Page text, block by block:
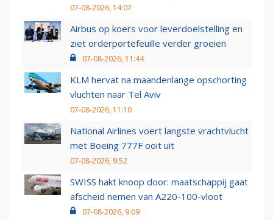
07-08-2026, 14:07
Airbus op koers voor leverdoelstelling en
ziet orderportefeuille verder groeien
07-08-2026, 11:44
KLM hervat na maandenlange opschorting
vluchten naar Tel Aviv
07-08-2026, 11:10
National Airlines voert langste vrachtvlucht
met Boeing 777F ooit uit
07-08-2026, 9:52
SWISS hakt knoop door: maatschappij gaat
afscheid nemen van A220-100-vloot
07-08-2026, 9:09